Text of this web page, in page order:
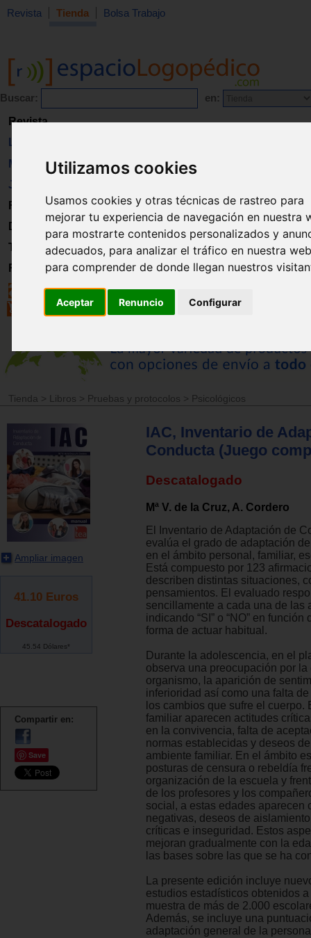
Utilizamos cookies
Usamos cookies y otras técnicas de rastreo para
mejorar tu experiencia de navegación en nuestra
para mostrarte contenidos personalizados y
adecuados, para analizar el tráfico en nuestra
para comprender de donde llegan nuestros
Aceptar Renuncio Configurar
Revista Tienda Bolsa Trabajo
Buscar: en:
Revista
Libros
Material
Juguetes
Formación
Directorio
Trabajo
Registro
Tienda > Libros > Pruebas y protocolos > Psicológicos
Ampliar imagen
41.10 Euros
Descatalogado
45.54 Dólares*
Compartir en:
Save
IAC, Inventario de
Conducta (Juego
Descatalogado
Mª V. de la Cruz, A. Cordero
El Inventario de Adaptación de
evalúa el grado de adaptación
en el ámbito personal, familiar,
Está compuesto por 123
describen distintas situaciones,
pensamientos. El evaluado
sencillamente a cada una de las
indicando “SI” o “NO” en
forma de actuar habitual.
Durante la adolescencia, en el
observa una preocupación por
organismo, la aparición de
inferioridad así como una falta
los cambios que sufre el cuerpo.
familiar aparecen actitudes
en la convivencia, falta de
normas establecidas y deseos
ambiente familiar. En el ámbito
posturas de censura o rebeldía
organización de la escuela y
de los profesores y los
social, a estas edades aparecen
negativas, deseos de
críticas e inseguridad. Estos
mejoran gradualmente con la
las bases sobre las que se ha
La presente edición incluye
estudios estadísticos obtenidos
muestra de más de 2.000
Además, se incluye una
adaptación general de la